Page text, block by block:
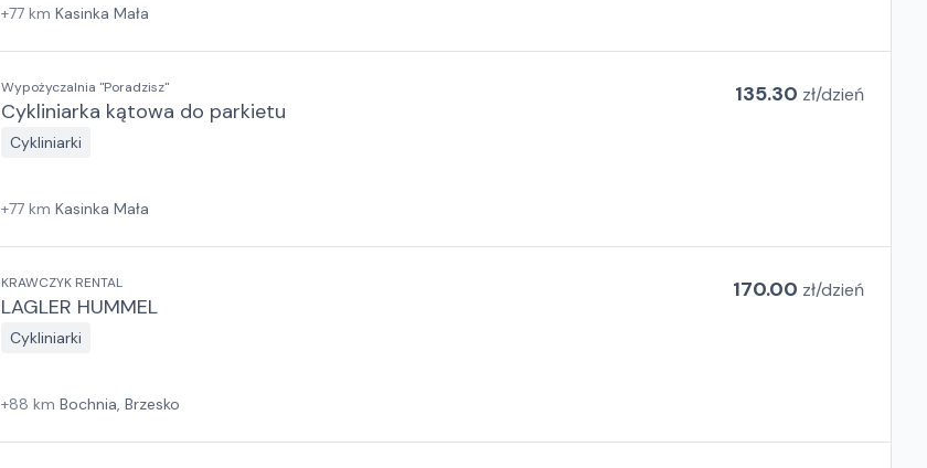
+77 km Kasinka Mała
Wypożyczalnia "Poradzisz"
Cykliniarka kątowa do parkietu
Cykliniarki
135.30 zł/dzień
+77 km Kasinka Mała
KRAWCZYK RENTAL
LAGLER HUMMEL
Cykliniarki
170.00 zł/dzień
+88 km Bochnia, Brzesko